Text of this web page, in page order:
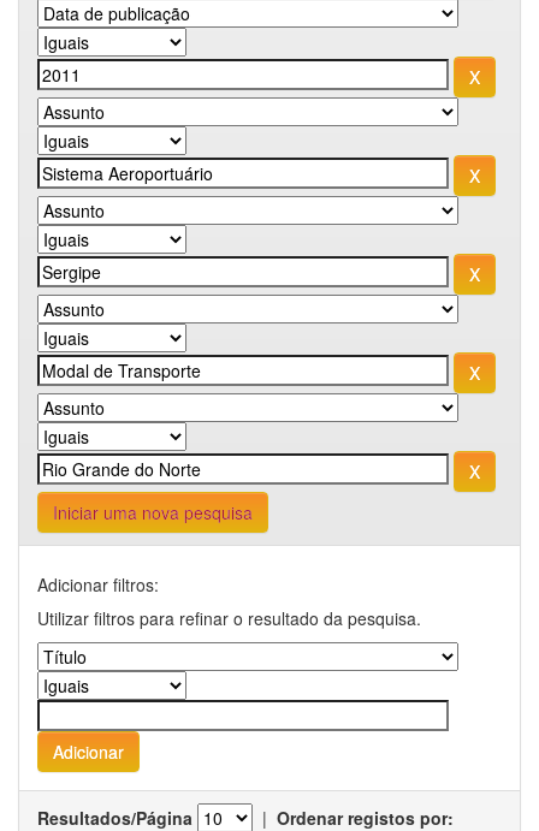
Iniciar uma nova pesquisa
Adicionar filtros:
Utilizar filtros para refinar o resultado da pesquisa.
Resultados/Página | Ordenar registos por: